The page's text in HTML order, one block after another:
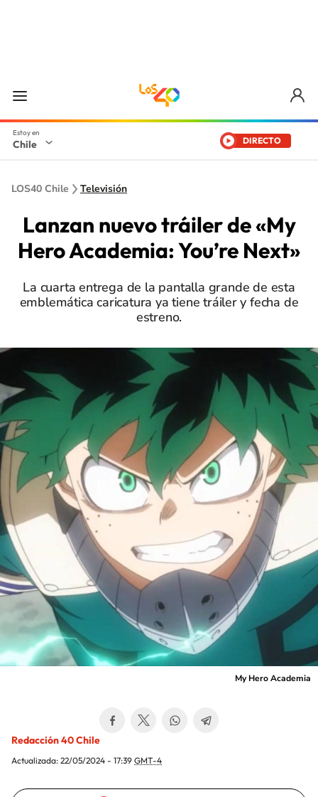
Chile DIRECTO
LOS40 Chile Televisión
Lanzan nuevo tráiler de «My
Hero Academia: You’re Next»
La cuarta entrega de la pantalla grande de esta
emblemática caricatura ya tiene tráiler y fecha de
estreno.
My Hero Academia
Redacción 40 Chile
Actualizada: 22/05/2024 - 17:39 GMT-4